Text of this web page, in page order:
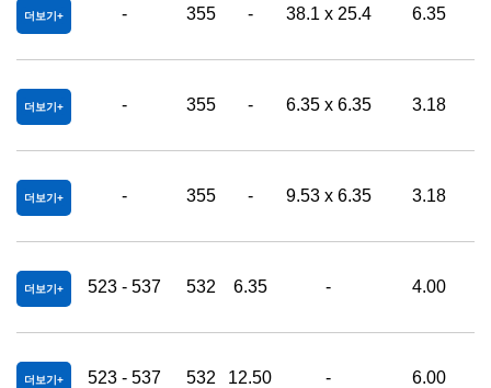
더보기 - 355 - 38.1 x 25.4 6.35
더보기 - 355 - 6.35 x 6.35 3.18
더보기 - 355 - 9.53 x 6.35 3.18
더보기 523 - 537 532 6.35 - 4.00
더보기 523 - 537 532 12.50 - 6.00